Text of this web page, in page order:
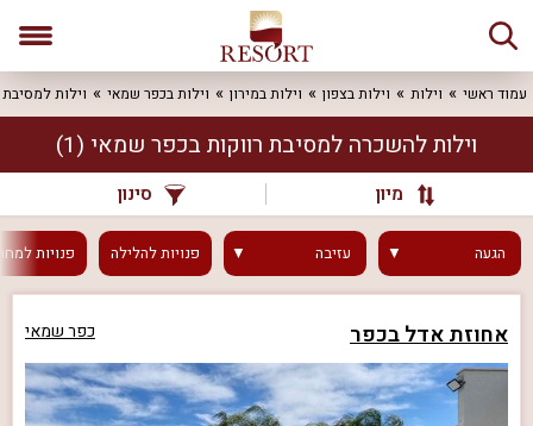
עמוד ראשי וילות וילות בצפון וילות במירון וילות בכפר שמאי וילות למסיבת
וילות להשכרה למסיבת רווקות בכפר שמאי (1)
מיון סינון
הגעה עזיבה פנויותלהלילה פנויות
אחוזת אדל בכפר כפר שמאי